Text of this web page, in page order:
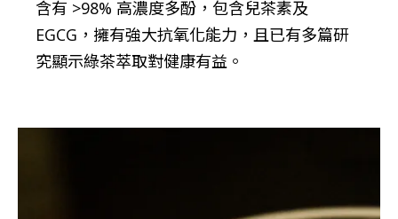
含有 >98% 高濃度多酚，包含兒茶素及
EGCG，擁有強大抗氧化能力，且已有多篇研
究顯示綠茶萃取對健康有益。